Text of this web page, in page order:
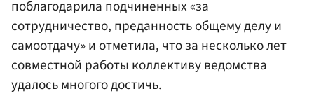
поблагодарила подчиненных «за
сотрудничество, преданность общему делу и
самоотдачу» и отметила, что за несколько лет
совместной работы коллективу ведомства
удалось многого достичь.